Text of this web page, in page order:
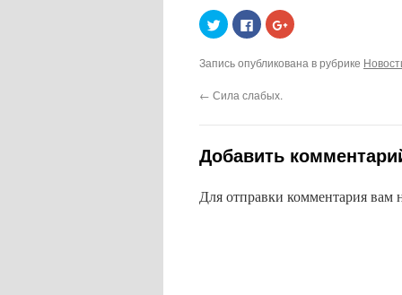
Нажмите,
чтобы
поделиться
Twitter
новом
Нажмите
здесь,
чтобы
контентом
(Открывается
окне)
Нажмите,
чтобы
Google+
Запись опубликована в рубрике
← Сила слабых.
Добавить
Для отправки комментария вам